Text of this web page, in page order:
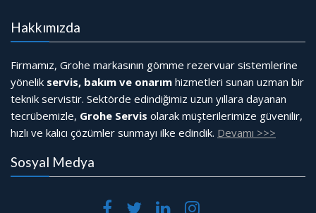
Hakkımızda
Firmamız, Grohe markasının gömme rezervuar sistemlerine
yönelik servis, bakım ve onarım hizmetleri sunan uzman bir
teknik servistir. Sektörde edindiğimiz uzun yıllara dayanan
tecrübemizle, Grohe Servis olarak müşterilerimize güvenilir,
hızlı ve kalıcı çözümler sunmayı ilke edindik. Devamı >>>
Sosyal Medya